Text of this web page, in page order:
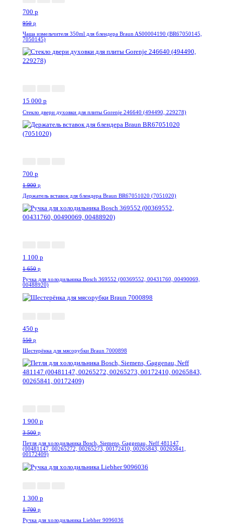
700 p
950 p
Чаша измельчителя 350ml для блендера Braun AS00004190 (BR67050145,
7050145)
15 000 p
Стекло двери духовки для плиты Gorenje 246640 (494490, 229278)
700 p
1 900 p
Держатель вставок для блендера Braun BR67051020 (7051020)
1 100 p
1 650 p
Ручка для холодильника Bosch 369552 (00369552, 00431760, 00490069,
00488920)
450 p
550 p
Шестерёнка для мясорубки Braun 7000898
1 900 p
3 500 p
Петля для холодильника Bosch, Siemens, Gaggenau, Neff 481147
(00481147, 00265272, 00265273, 00172410, 00265843, 00265841,
00172409)
1 300 p
1 700 p
Ручка для холодильника Liebher 9096036